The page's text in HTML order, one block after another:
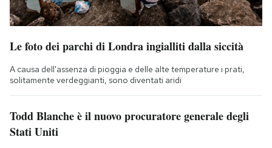
Le foto dei parchi di Londra ingialliti dalla siccità
A causa dell'assenza di pioggia e delle alte temperature i prati,
solitamente verdeggianti, sono diventati aridi
Todd Blanche è il nuovo procuratore generale degli
Stati Uniti